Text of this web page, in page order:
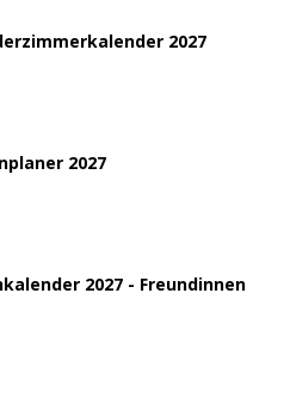
2027
2027
2027 - Freundinnen